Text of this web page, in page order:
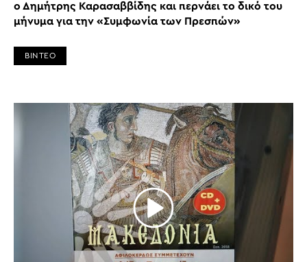
ο Δημήτρης Καρασαββίδης και περνάει το δικό του
μήνυμα για την «Συμφωνία των Πρεσπών»
ΒΙΝΤΕΟ